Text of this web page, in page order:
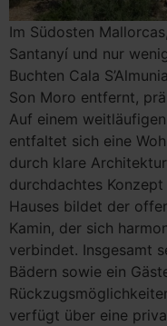
Im Südosten
Santanyí und nur
Buchten Cala
Son Moro entfernt,
Auf einem
entfaltet sich eine
durch klare
durchdachtes
Hauses bildet der
Kamin, der sich
verbindet. Insgesamt
Bädern sowie ein
verfügt über eine